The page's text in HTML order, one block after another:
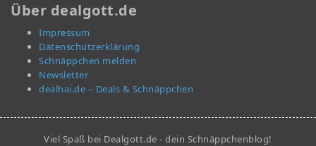
Über dealgott.de
Impressum
Datenschutzerklärung
Schnäppchen melden
Newsletter
dealhai.de – Deals & Schnäppchen
Viel Spaß bei Dealgott.de - dein Schnäppchenblog!